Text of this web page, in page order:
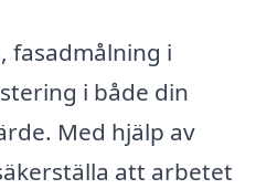
fasadmålning i
i både din
Med hjälp av
att arbetet